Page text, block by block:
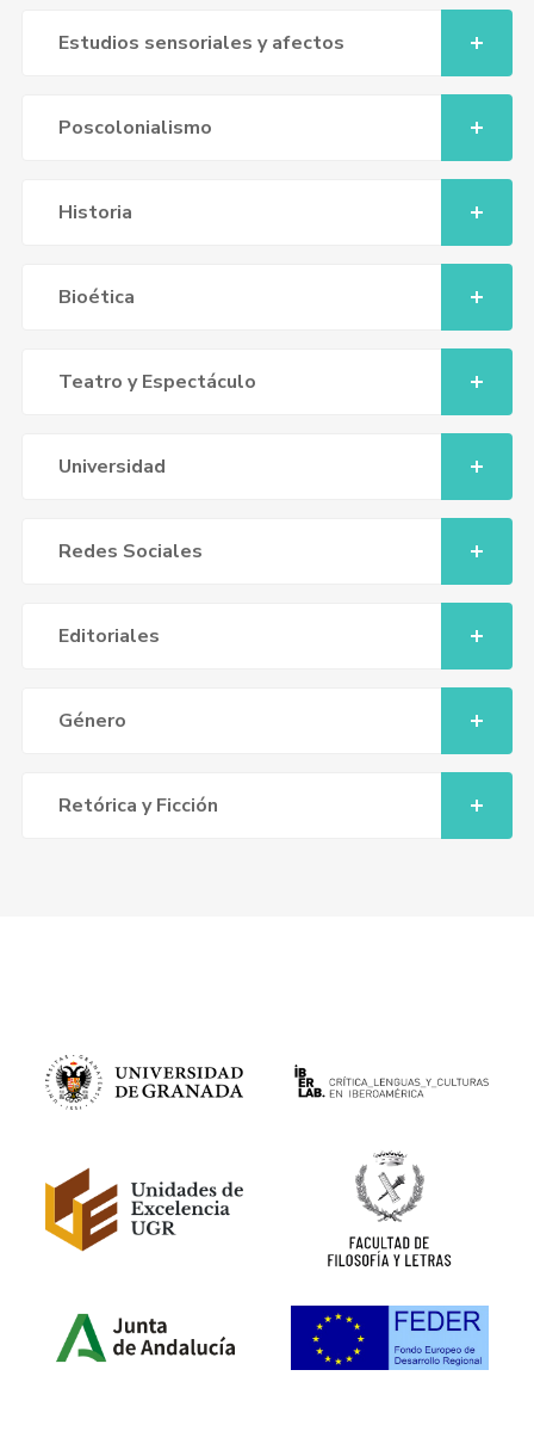
Estudios sensoriales y afectos
Poscolonialismo
Historia
Bioética
Teatro y Espectáculo
Universidad
Redes Sociales
Editoriales
Género
Retórica y Ficción